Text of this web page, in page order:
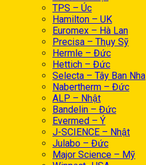
TPS – Úc
Hamilton – UK
Euromex – Hà Lan
Precisa – Thụy Sỹ
Hermle – Đức
Hettich – Đức
Selecta – Tây Ban Nha
Nabertherm – Đức
ALP – Nhật
Bandelin – Đức
Evermed – Ý
J-SCIENCE – Nhật
Julabo – Đức
Major Science – Mỹ